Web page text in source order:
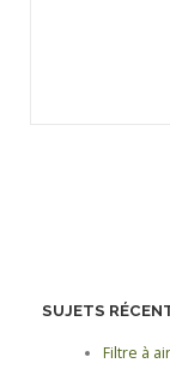
SUJETS
Filtre à